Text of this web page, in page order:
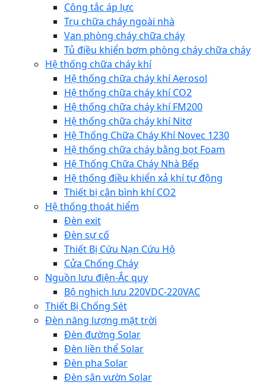
Công tắc áp lực
Trụ chữa cháy ngoài nhà
Van phòng cháy chữa cháy
Tủ điều khiển bơm phòng cháy chữa cháy
Hệ thống chữa cháy khí
Hệ thống chữa cháy khí Aerosol
Hệ thống chữa cháy khí CO2
Hệ thống chữa cháy khí FM200
Hệ thống chữa cháy khí Nitơ
Hệ Thống Chữa Cháy Khí Novec 1230
Hệ thống chữa cháy bằng bọt Foam
Hệ Thống Chữa Cháy Nhà Bếp
Hệ thống điều khiển xả khí tự động
Thiết bị cân bình khí CO2
Hệ thống thoát hiểm
Đèn exit
Đèn sự cố
Thiết Bị Cứu Nạn Cứu Hộ
Cửa Chống Cháy
Nguồn lưu điện-Ắc quy
Bộ nghịch lưu 220VDC-220VAC
Thiết Bị Chống Sét
Đèn năng lượng mặt trời
Đèn đường Solar
Đèn liền thể Solar
Đèn pha Solar
Đèn sân vườn Solar